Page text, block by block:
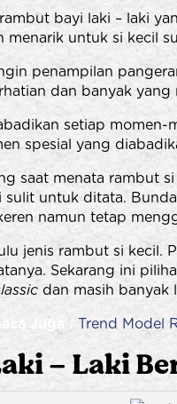
bayi laki – laki
untuk si kecil
penampilan
dan banyak yang
setiap
spesial yang
saat menata rambut
sulit untuk ditata.
namun tetap
jenis rambut si
Sekarang ini
lassic dan masih banyak
Baca Juga : Trend Model
– Laki